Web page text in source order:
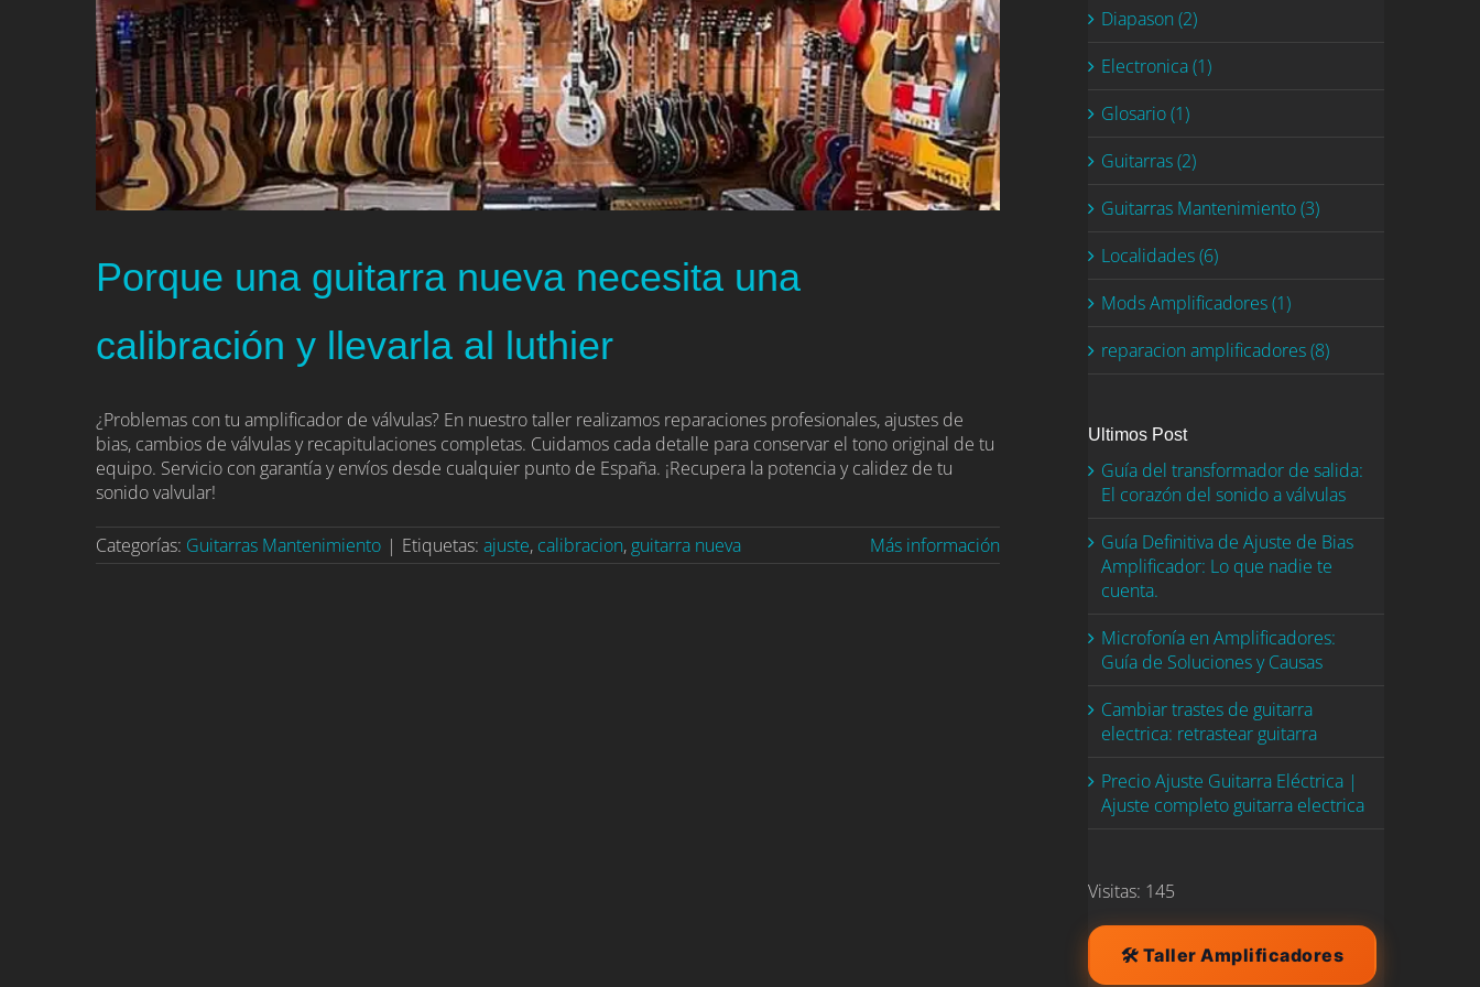
Porque una guitarra nueva necesita una
calibración y llevarla al luthier
¿Problemas con tu amplificador de válvulas? En nuestro taller realizamos reparaciones profesionales, ajustes de
bias, cambios de válvulas y recapitulaciones completas. Cuidamos cada detalle para conservar el tono original de tu
equipo. Servicio con garantía y envíos desde cualquier punto de España. ¡Recupera la potencia y calidez de tu
sonido valvular!
Categorías: Guitarras Mantenimiento | Etiquetas: ajuste, calibracion, guitarra nueva Más información
Diapason (2)
Electronica (1)
Glosario (1)
Guitarras (2)
Guitarras Mantenimiento (3)
Localidades (6)
Mods Amplificadores (1)
reparacion amplificadores (8)
Ultimos Post
Guía del transformador de salida:
El corazón del sonido a válvulas
Guía Definitiva de Ajuste de Bias
Amplificador: Lo que nadie te
cuenta.
Microfonía en Amplificadores:
Guía de Soluciones y Causas
Cambiar trastes de guitarra
electrica: retrastear guitarra
Precio Ajuste Guitarra Eléctrica |
Ajuste completo guitarra electrica
Visitas: 145
🛠️ Taller Amplificadores